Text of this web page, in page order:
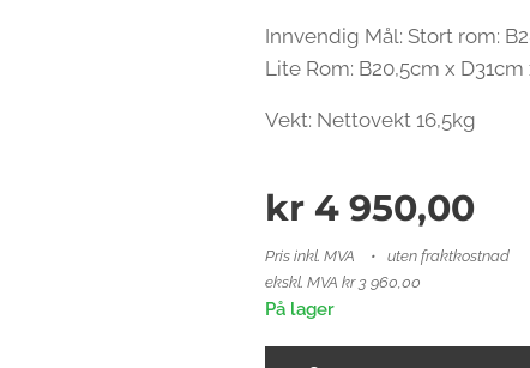
Innvendig Mål: Stort rom:
Lite Rom: B20,5cm x
Vekt: Nettovekt 16,5kg
kr 4 950,00
Pris inkl. MVA
uten fraktkostnad
ekskl. MVA kr 3 960,00
På lager